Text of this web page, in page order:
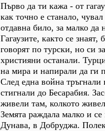
Първо да ти кажа - от
как точно е станало,
отдавна било, за малко да
Гагаузите, както се знаят,
говорят по турски, но си
християни останали.
на мира и напирали да ги
След една война тръгнали
стигнали до Бесарабия.
живели там, колкото
Земята раждала малко и
Дунава, в Добруджа.